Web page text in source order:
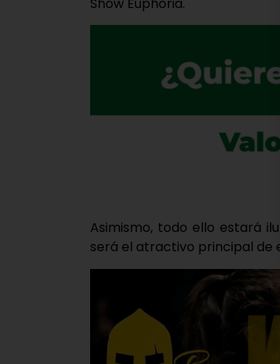
Asimismo, todo ello estará
será el atractivo principal de